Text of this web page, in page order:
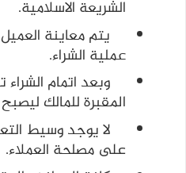
الشريعة الاسلامية.
يتم معاينة
عملية الشراء.
وبعد اتمام
المقبرة للمالك
لا يوجد وسيط
على مصلحة العملاء.